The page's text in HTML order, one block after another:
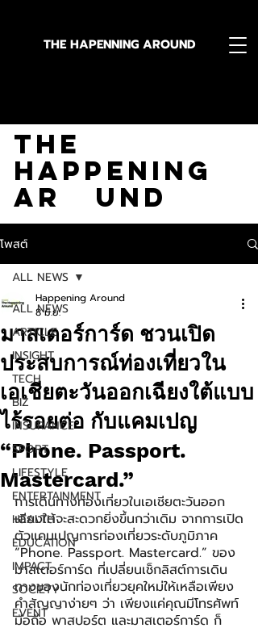
THE HAPENNING AROUND
The
Happening
Ar und
โพสต์
ALL NEWS
ARTICLE
INSIGHT
TECH
BIZ
INSURANCE
SPORT
LIFESTYLE
ENTERTAINMENT
HEALTH
EDUCATION
IMPACT
SOCIETY
EVENT
ALL NEWS
มาสเตอร์การ์ด ชวนเปิด
ประสบการณ์ท่องเที่ยวใน
เอเชียตะวันออกเฉียงใต้แบบ
ไร้รอยต่อ กับแคมเปญ
“Phone. Passport.
Mastercard.”
Happening Around
8 มิ.ย.
การเดินทางท่องเที่ยวในเอเชียตะวันออก
เฉียงใต้จะสะดวกยิ่งขึ้นกว่าเดิม จากการเปิด
ตัวแคมเปญการท่องเที่ยวระดับภูมิภาค
“Phone. Passport. Mastercard.” ของ
มาสเตอร์การ์ด ที่เปลี่ยนเช็กลิสต์การเดิน
ทางของนักท่องเที่ยวยุคใหม่ให้เหลือเพียง
คำสัญญาง่ายๆ ว่า เพียงแค่คุณมีโทรศัพท์
มือถือ พาสปอร์ต และมาสเตอร์การ์ด ก็